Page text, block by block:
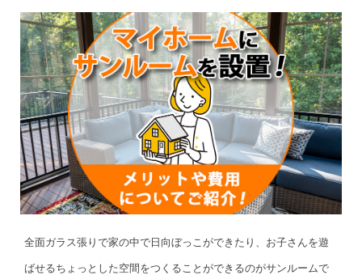
全面ガラス張りで家の中で日向ぼっこができたり、お子さんを遊
ばせるちょっとした空間をつくることができるのがサンルームで